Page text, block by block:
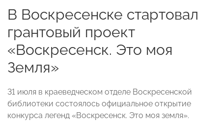
В Воскресенске стартовал
грантовый проект
«Воскресенск. Это моя
Земля»
31 июля в краеведческом отделе Воскресенской
библиотеки состоялось официальное открытие
конкурса легенд «Воскресенск. Это моя земля».